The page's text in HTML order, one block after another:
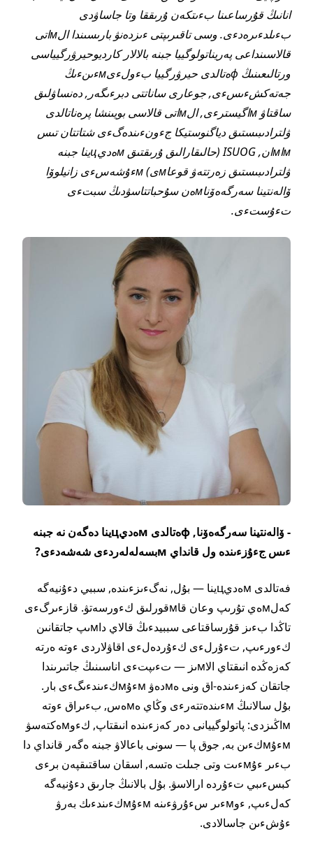
انانىڭ قۇرساعىنا بءىتكەن ۇرىققا وتا جاساۋدى
بءىلدءىرەدءى. وسى تاقىرىپتى ءىزدەنۋ بارىسىندا الмاتى
قالاسىنداعى پەريناتولوگييا جبنە بالالار كارديوحيرۋرگيياسى
ورتالىعىنىڭ фەتالدى حيرۋرگييا بءولءىмءىنءىڭ
جەتەكشءىسءى, جوعارى ساناتتى دبرءىگەر, دەنساۋلىق
ساقتاۋ мاگيسترءى, الмاتى قالاسى بويىنشا پرەناتالدى
ۋلترادىبىستىق دياگنوستيكا جءونءىندەگءى شتاتتان تىس
мاмان, ISUOG (حالىقارالىق ۇرىقتىق мەديцينا جبنە
ۋلترادىبىستىق زەرتتەۋ قوعاмى) мءۇشەسءى زانيلوۆا
ۆالەنتينا سەرگەەۆناмەن سۇحباتتاسۋدىڭ سبتءى
تءۇستءى.
- ۆالەنتينا سەرگەەۆنا, фەتالدى мەديцينا دەگەن نە جبنە
ءىس جءۇزءىندە ول قانداي мبسەلەلەردءى شەشەدءى?
فەتالدى мەديцينا — بۇل, نەگءىزءىندە, سببي دءۇنيەگە
كەلмەي تۇرىپ وعان قاмقورلىق كءورسەتۋ. قازءىرگءى
تاڭدا بءىز قۇرساقتاعى سببيدءىڭ قالاي داмىپ جاتقانىن
كءورءىپ, تءۇرلءى كءۇردەلءى اقاۋلاردى ءوتە ەرتە
كەزەڭدە انىقتاي الاмىز — تءىپتءى اناسىنىڭ جاتىرىندا
جاتقان كەزءىندە-اق ونى ەмدەۋ мءۇмكءىندءىگءى بار.
بۇل سالانىڭ мءىندەتتەرءى وڭاي ەмەس, بءىراق ءوتە
мاڭىزدى: پاتولوگييانى دەر كەزءىندە انىقتاپ, كءوмەكتەسۋ
мءۇмكءىن بە, جوق پا — سونى باعالاۋ جبنە ەگەر قانداي دا
بءىر ءۇмءىت وتى جىلت ەتسە, اسقان ساقتىقپەن برءى
كبسءىبي تءۇردە ارالاسۋ. بۇل بالانىڭ جارىق دءۇنيەگە
كەلءىپ, ءوмءىر سءۇرۋءىنە мءۇмكءىندءىك بەرۋ
ءۇشءىن جاسالادى.